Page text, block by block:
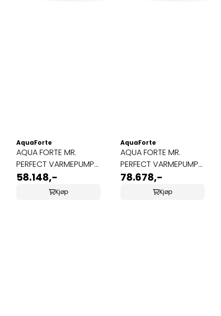
AquaForte
AQUA FORTE MR.
PERFECT VARMEPUMPE
17KW
58.148,-
Kjøp
AquaForte
AQUA FORTE MR.
PERFECT VARMEPUMPE
22KW
78.678,-
Kjøp